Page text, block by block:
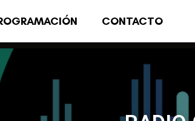
CONTACTO